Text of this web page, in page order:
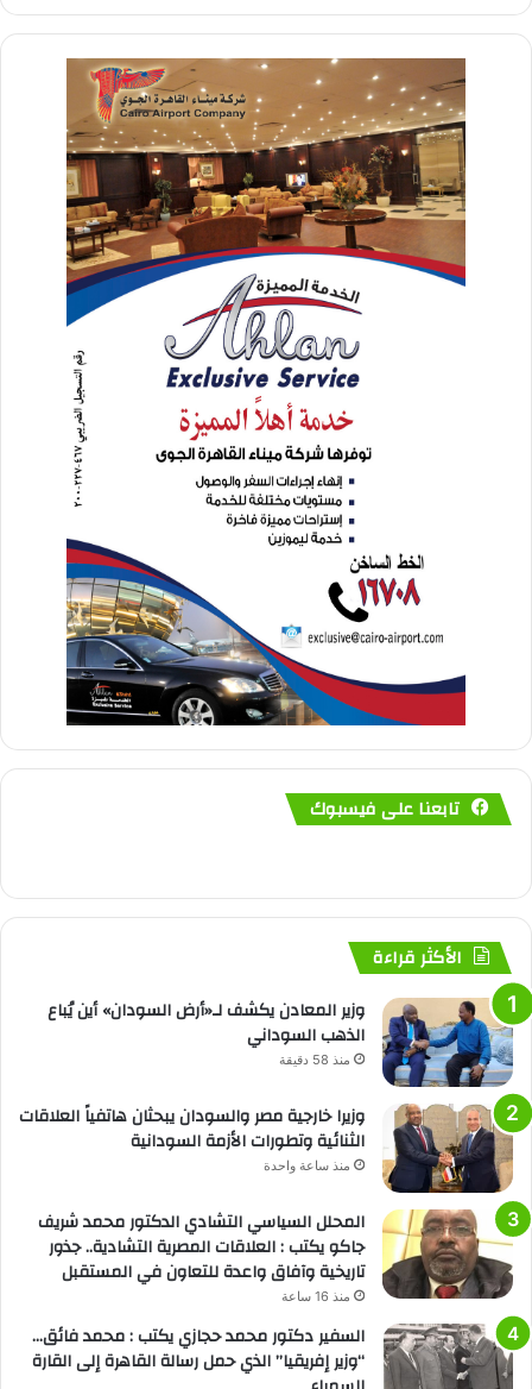
تابعنا على فيسبوك
الأكثر قراءة
وزير المعادن يكشف لـ«أرض السودان» أين يُباع
الذهب السوداني
منذ 58 دقيقة
وزيرا خارجية مصر والسودان يبحثان هاتفياً العلاقات
الثنائية وتطورات الأزمة السودانية
منذ ساعة واحدة
المحلل السياسي التشادي الدكتور محمد شريف
جاكو يكتب : العلاقات المصرية التشادية.. جذور
تاريخية وآفاق واعدة للتعاون في المستقبل
منذ 16 ساعة
السفير دكتور محمد حجازي يكتب : محمد فائق…
“وزير إفريقيا” الذي حمل رسالة القاهرة إلى القارة